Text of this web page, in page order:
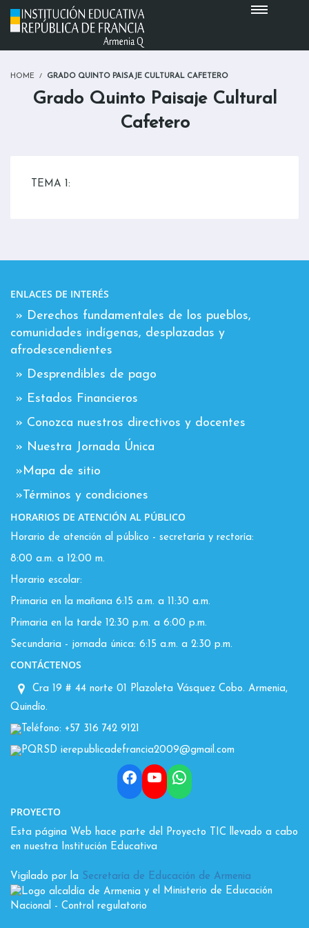
HOME GRADO QUINTO PAISAJE CULTURAL CAFETERO
Grado Quinto Paisaje Cultural
Cafetero
TEMA 1:
ENLACES DE INTERÉS
» Derechos fundamentales de los pueblos,
comunidades indígenas, desplazadas y
afrodescendientes
» Desprendibles de pago
» Estados Financieros
» Conozca nuestros directivos y docentes
» Nuestra Jornada Única
»Mapa de sitio
»Términos y condiciones
HORARIOS DE ATENCIÓN AL PÚBLICO
Horario de atención al público - secretaría y rectoría:
8:00 a.m. a 12:00 m.
Horario escolar:
Primaria en la mañana 6:15 a.m. a 11:30 a.m.
Primaria en la tarde 12:30 p.m. a 6:00 p.m.
Secundaria - jornada única: 6:15 a.m. a 2:30 p.m.
CONTÁCTENOS
Cra 19 # 44 norte 01 Plazoleta Vásquez Cobo. Armenia,
Quindío.
Teléfono: +57 316 742 9121
PQRSD ierepublicadefrancia2009@gmail.com
Facebook
YouTubeWhatsApp
PROYECTO
Esta página Web hace parte del Proyecto TIC llevado a cabo
en nuestra Institución Educativa
Vigilado por la Secretaría de Educación de Armenia
y el Ministerio de Educación
Nacional - Control regulatorio